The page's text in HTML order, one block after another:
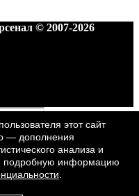
© 2007-2026
этот сайт
— дополнения
анализа и
подробную информацию